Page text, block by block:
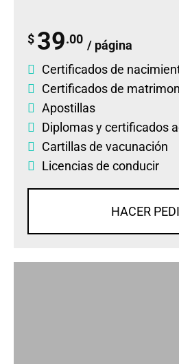
$ 39.00 / página
Certificados de
Certificados de
Apostillas
Diplomasycertificados
Cartillas de vacunación
Licencias de conducir
HACER